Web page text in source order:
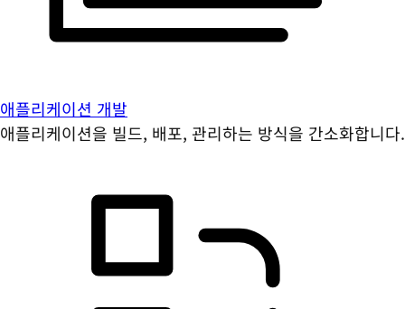
애플리케이션 개발
애플리케이션을 빌드, 배포, 관리하는 방식을 간소화합니다.